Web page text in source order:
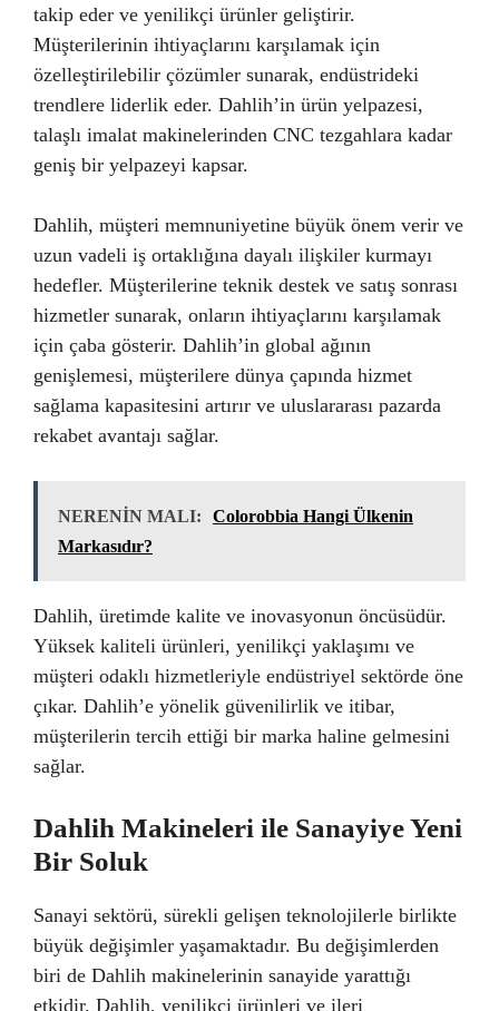
takip eder ve yenilikçi ürünler geliştirir.
Müşterilerinin ihtiyaçlarını karşılamak için
özelleştirilebilir çözümler sunarak, endüstrideki
trendlere liderlik eder. Dahlih’in ürün yelpazesi,
talaşlı imalat makinelerinden CNC tezgahlara kadar
geniş bir yelpazeyi kapsar.
Dahlih, müşteri memnuniyetine büyük önem verir ve
uzun vadeli iş ortaklığına dayalı ilişkiler kurmayı
hedefler. Müşterilerine teknik destek ve satış sonrası
hizmetler sunarak, onların ihtiyaçlarını karşılamak
için çaba gösterir. Dahlih’in global ağının
genişlemesi, müşterilere dünya çapında hizmet
sağlama kapasitesini artırır ve uluslararası pazarda
rekabet avantajı sağlar.
NERENİN MALI:
Colorobbia Hangi Ülkenin
Markasıdır?
Dahlih, üretimde kalite ve inovasyonun öncüsüdür.
Yüksek kaliteli ürünleri, yenilikçi yaklaşımı ve
müşteri odaklı hizmetleriyle endüstriyel sektörde öne
çıkar. Dahlih’e yönelik güvenilirlik ve itibar,
müşterilerin tercih ettiği bir marka haline gelmesini
sağlar.
Dahlih Makineleri ile Sanayiye Yeni
Bir Soluk
Sanayi sektörü, sürekli gelişen teknolojilerle birlikte
büyük değişimler yaşamaktadır. Bu değişimlerden
biri de Dahlih makinelerinin sanayide yarattığı
etkidir. Dahlih, yenilikçi ürünleri ve ileri